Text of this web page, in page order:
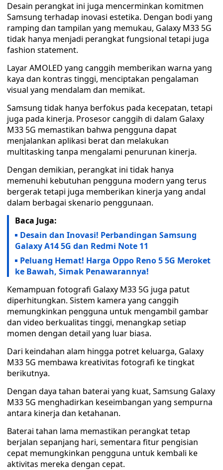
Desain perangkat ini juga mencerminkan komitmen
Samsung terhadap inovasi estetika. Dengan bodi yang
ramping dan tampilan yang memukau, Galaxy M33 5G
tidak hanya menjadi perangkat fungsional tetapi juga
fashion statement.
Layar AMOLED yang canggih memberikan warna yang
kaya dan kontras tinggi, menciptakan pengalaman
visual yang mendalam dan memikat.
Samsung tidak hanya berfokus pada kecepatan, tetapi
juga pada kinerja. Prosesor canggih di dalam Galaxy
M33 5G memastikan bahwa pengguna dapat
menjalankan aplikasi berat dan melakukan
multitasking tanpa mengalami penurunan kinerja.
Dengan demikian, perangkat ini tidak hanya
memenuhi kebutuhan pengguna modern yang terus
bergerak tetapi juga memberikan kinerja yang andal
dalam berbagai skenario penggunaan.
Baca Juga:
Desain dan Inovasi! Perbandingan Samsung
Galaxy A14 5G dan Redmi Note 11
Peluang Hemat! Harga Oppo Reno 5 5G Meroket
ke Bawah, Simak Penawarannya!
Kemampuan fotografi Galaxy M33 5G juga patut
diperhitungkan. Sistem kamera yang canggih
memungkinkan pengguna untuk mengambil gambar
dan video berkualitas tinggi, menangkap setiap
momen dengan detail yang luar biasa.
Dari keindahan alam hingga potret keluarga, Galaxy
M33 5G membawa kreativitas fotografi ke tingkat
berikutnya.
Dengan daya tahan baterai yang kuat, Samsung Galaxy
M33 5G menghadirkan keseimbangan yang sempurna
antara kinerja dan ketahanan.
Baterai tahan lama memastikan perangkat tetap
berjalan sepanjang hari, sementara fitur pengisian
cepat memungkinkan pengguna untuk kembali ke
aktivitas mereka dengan cepat.